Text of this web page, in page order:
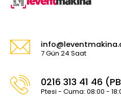
7 Gün 24 Saat
0216 313 41 46
Ptesi - Cuma: 08:00 -